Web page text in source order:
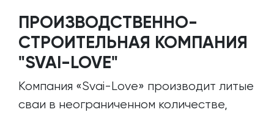
ПРОИЗВОДСТВЕННО-
СТРОИТЕЛЬНАЯ КОМПАНИЯ
"SVAI-LOVE"
Компания «Svai-Love» производит литые
сваи в неограниченном количестве,